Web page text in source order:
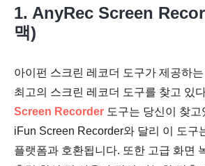
1. AnyRec Screen
맥)
아이펀 스크린 레코더 도구가 제공하
최고의 스크린 레코더 도구를 찾고 있
Screen Recorder 도구는 당신이 찾
iFun Screen Recorder와 달리 이 도구
플랫폼과 호환됩니다. 또한 고급 화면